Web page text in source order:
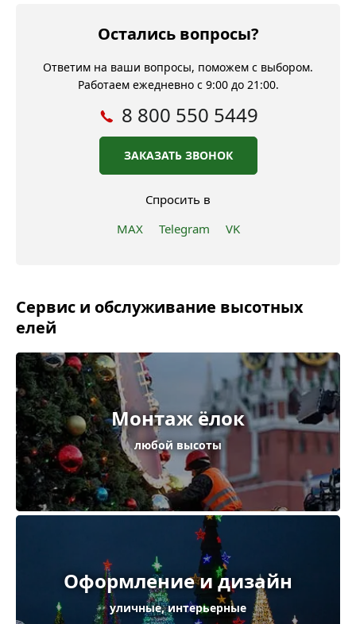
Остались вопросы?
Ответим на ваши вопросы, поможем с выбором.
Работаем ежедневно с 9:00 до 21:00.
8 800 550 5449
ЗАКАЗАТЬ ЗВОНОК
Спросить в
MAX
Telegram VK
Сервис и обслуживание высотных
елей
Монтаж ёлок
любой высоты
Оформление и дизайн
уличные, интерьерные